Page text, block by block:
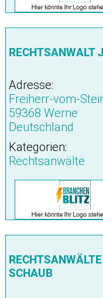
RECHTSANWALT
Adresse:
Freiherr-vom-
59368 Werne
Deutschland
Kategorien:
Rechtsanwälte
SCHAUB